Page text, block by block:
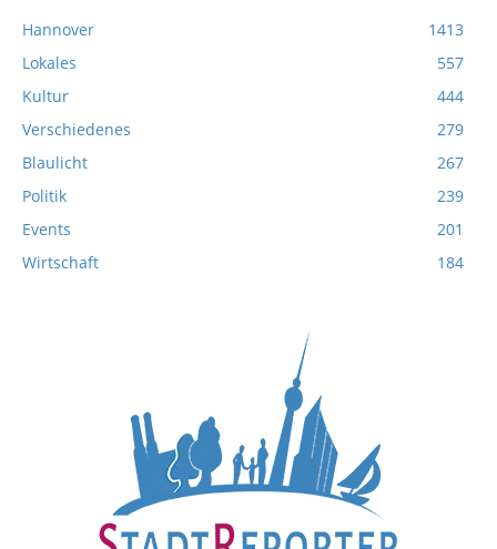
Hannover
1413
Lokales
557
Kultur
444
Verschiedenes
279
Blaulicht
267
Politik
239
Events
201
Wirtschaft
184